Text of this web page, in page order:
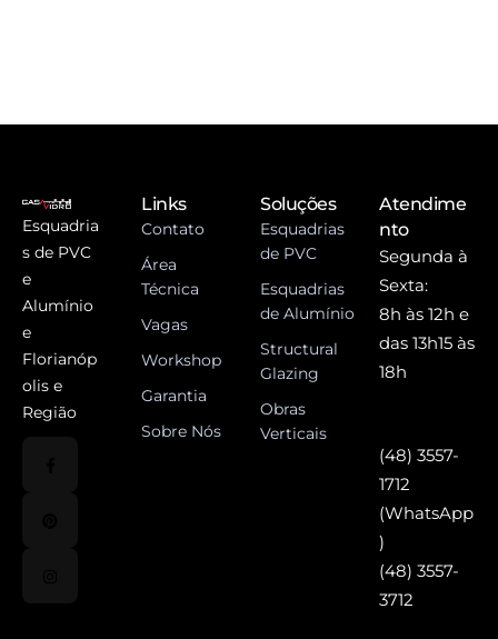
Esquadria
s de PVC
e
Alumínio
e
Florianóp
olis e
Região
Links
Contato
Área
Técnica
Vagas
Workshop
Garantia
Sobre Nós
Soluções
Esquadrias
de PVC
Esquadrias
de Alumínio
Structural
Glazing
Obras
Verticais
Atendime
nto
Segunda à
Sexta:
8h às 12h e
das 13h15 às
18h
(48) 3557-
1712
(WhatsApp
)
(48) 3557-
3712